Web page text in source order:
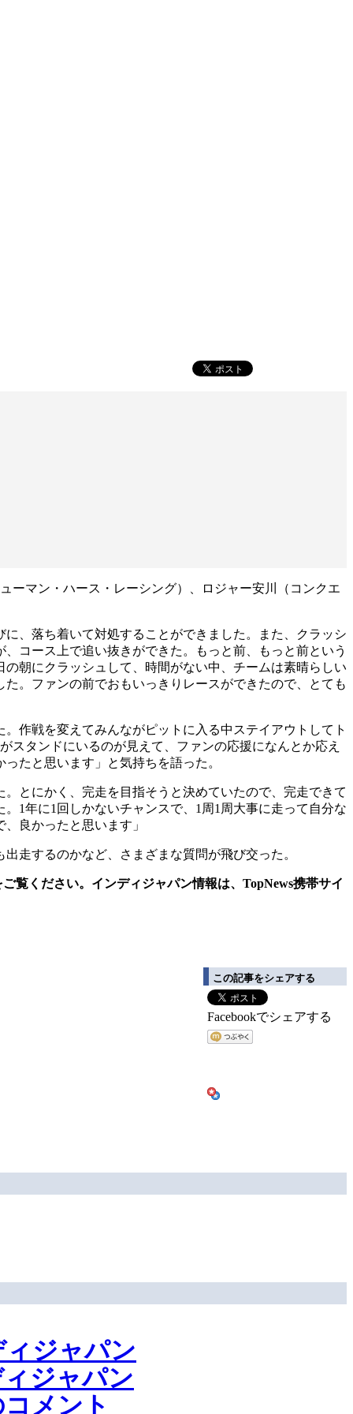
ーマン・ハース・レーシング）、ロジャー安川（コンクエ
、落ち着いて対処することができました。また、クラッシ
コース上で追い抜きができた。もっと前、もっと前という
朝にクラッシュして、時間がない中、チームは素晴らしい
。ファンの前でおもいっきりレースができたので、とても
作戦を変えてみんながピットに入る中ステイアウトしてト
スタンドにいるのが見えて、ファンの応援になんとか応え
たと思います」と気持ちを語った。
とにかく、完走を目指そうと決めていたので、完走できて
1年に1回しかないチャンスで、1周1周大事に走って自分な
良かったと思います」
走するのかなど、さまざまな質問が飛び交った。
覧ください。インディジャパン情報は、TopNews携帯サイ
この記事をシェアする
Facebookでシェアする
ジャパン
ジャパン
メント